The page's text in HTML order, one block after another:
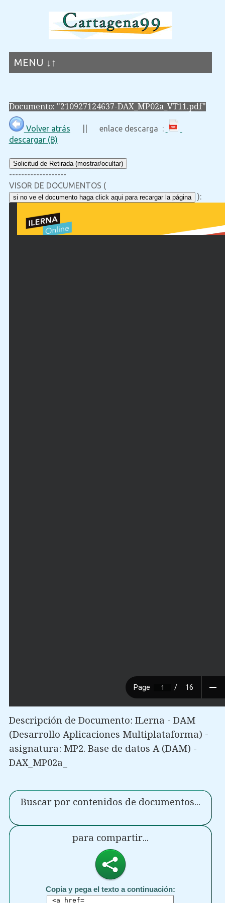
MENU ↓↑
Documento: "210927124637-DAX_MP02a_VT11.pdf"
Volver atrás || enlace descarga :
descargar (B)
Solicitud de Retirada (mostrar/ocultar)
-------------------
VISOR DE DOCUMENTOS (
si no ve el documento haga click aqui para recargar la página ):
Descripción de Documento: ILerna - DAM
(Desarrollo Aplicaciones Multiplataforma) -
asignatura: MP2. Base de datos A (DAM) -
DAX_MP02a_
Buscar por contenidos de documentos...
para compartir...
Copia y pega el texto a continuación: